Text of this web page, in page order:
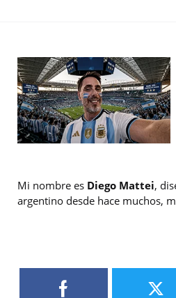
Mi nombre es Diego Mattei,
argentino desde hace muchos,